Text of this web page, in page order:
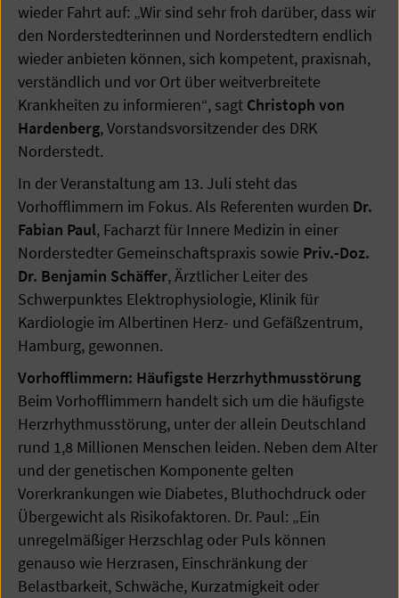
wieder Fahrt auf: „Wir sind sehr froh darüber, dass wir
den Norderstedterinnen und Norderstedtern endlich
wieder anbieten können, sich kompetent, praxisnah,
verständlich und vor Ort über weitverbreitete
Krankheiten zu informieren“, sagt Christoph von
Hardenberg, Vorstandsvorsitzender des DRK
Norderstedt.
In der Veranstaltung am 13. Juli steht das
Vorhofflimmern im Fokus. Als Referenten wurden Dr.
Fabian Paul, Facharzt für Innere Medizin in einer
Norderstedter Gemeinschaftspraxis sowie Priv.-Doz.
Dr. Benjamin Schäffer, Ärztlicher Leiter des
Schwerpunktes Elektro­physiologie, Klinik für
Kardiologie im Albertinen Herz- und Gefäßzentrum,
Hamburg, gewonnen.
Vorhofflimmern: Häufigste Herzrhythmusstörung
Beim Vorhofflimmern handelt sich um die häufigste
Herzrhythmusstörung, unter der allein Deutschland
rund 1,8 Millionen Menschen leiden. Neben dem Alter
und der genetischen Komponente gelten
Vorerkrankungen wie Diabetes, Bluthochdruck oder
Übergewicht als Risiko­faktoren. Dr. Paul: „Ein
unregelmäßiger Herzschlag oder Puls können
genauso wie Herzrasen, Einschränkung der
Belastbarkeit, Schwä­che, Kurzatmigkeit oder